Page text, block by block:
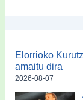
Elorrioko
amaitu dira
2026-08-07